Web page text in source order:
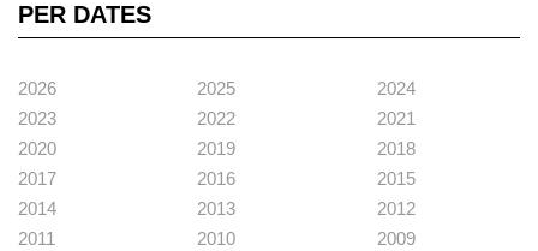
PER DATES
2026 2025
2024
2023
2022
2021
2020
2019
2018
2017
2016
2015
2014
2013
2012
2011
2010
2009